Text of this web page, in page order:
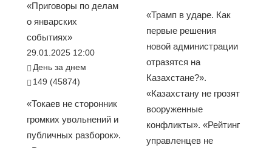
«Приговоры по делам
о январских
событиях»
29.01.2025 12:00
День за днем
149 (45874)
«Токаев не сторонник
громких увольнений и
публичных разборок».
«Трамп в ударе. Как
первые решения
новой администрации
отразятся на
Казахстане?».
«Казахстану не грозят
вооруженные
конфликты». «Рейтинг
управленцев не